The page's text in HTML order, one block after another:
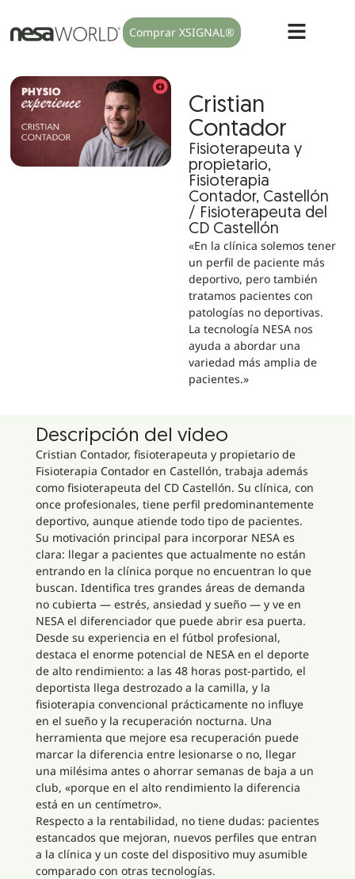
Comprar XSIGNAL®
Cristian
Contador
Fisioterapeuta y
propietario,
Fisioterapia
Contador, Castellón
/ Fisioterapeuta del
CD Castellón
«En la clínica solemos tener
un perfil de paciente más
deportivo, pero también
tratamos pacientes con
patologías no deportivas.
La tecnología NESA nos
ayuda a abordar una
variedad más amplia de
pacientes.»
Descripción del video
Cristian Contador, fisioterapeuta y propietario de
Fisioterapia Contador en Castellón, trabaja además
como fisioterapeuta del CD Castellón. Su clínica, con
once profesionales, tiene perfil predominantemente
deportivo, aunque atiende todo tipo de pacientes.
Su motivación principal para incorporar NESA es
clara: llegar a pacientes que actualmente no están
entrando en la clínica porque no encuentran lo que
buscan. Identifica tres grandes áreas de demanda
no cubierta — estrés, ansiedad y sueño — y ve en
NESA el diferenciador que puede abrir esa puerta.
Desde su experiencia en el fútbol profesional,
destaca el enorme potencial de NESA en el deporte
de alto rendimiento: a las 48 horas post-partido, el
deportista llega destrozado a la camilla, y la
fisioterapia convencional prácticamente no influye
en el sueño y la recuperación nocturna. Una
herramienta que mejore esa recuperación puede
marcar la diferencia entre lesionarse o no, llegar
una milésima antes o ahorrar semanas de baja a un
club, «porque en el alto rendimiento la diferencia
está en un centímetro».
Respecto a la rentabilidad, no tiene dudas: pacientes
estancados que mejoran, nuevos perfiles que entran
a la clínica y un coste del dispositivo muy asumible
comparado con otras tecnologías.